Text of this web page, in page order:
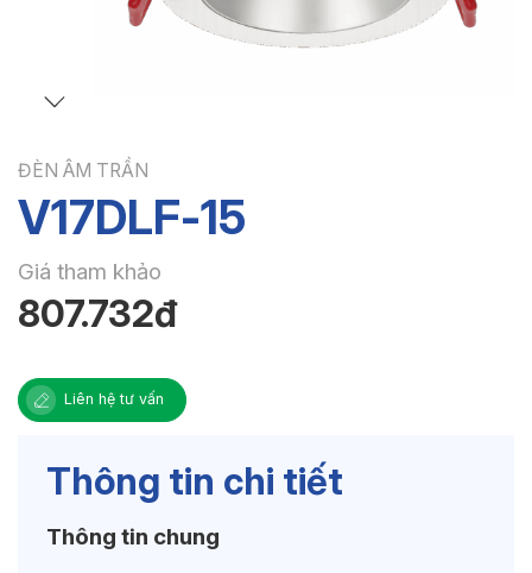
ĐÈN ÂM TRẦN
V17DLF-15
Giá tham khảo
807.732đ
Liên hệ tư vấn
Thông tin chi tiết
Thông tin chung